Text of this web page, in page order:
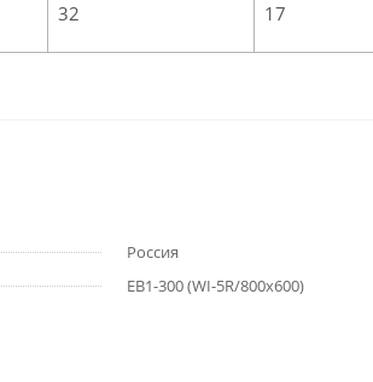
32 17
Россия
ЕВ1-300 (WI-5R/800х600)